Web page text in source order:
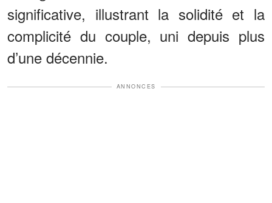
significative, illustrant la solidité et la
complicité du couple, uni depuis plus
d’une décennie.
ANNONCES